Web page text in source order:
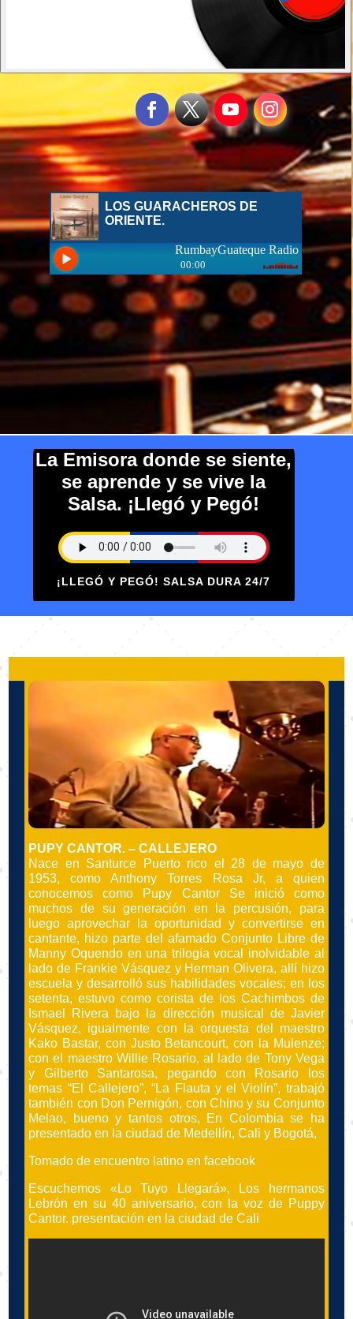
La Emisora donde se siente,
se aprende y se vive la
Salsa. ¡Llegó y Pegó!
¡LLEGÓ Y PEGÓ! SALSA DURA 24/7
PUPY CANTOR. – CALLEJERO
Nace en Santurce Puerto rico el 28 de mayo de
1953, como Anthony Torres Rosa Jr, a quien
conocemos como Pupy Cantor Se inició como
muchos de su generación en la percusión, para
luego aprovechar la oportunidad y convertirse en
cantante, hizo parte del afamado Conjunto Libre de
Manny Oquendo en una trilogía vocal inolvidable al
lado de Frankie Vásquez y Herman Olivera, allí hizo
escuela y desarrolló sus habilidades vocales; en los
setenta, estuvo como corista de los Cachimbos de
Ismael Rivera bajo la dirección musical de Javier
Vásquez, igualmente con la orquesta del maestro
Kako Bastar, con Justo Betancourt, con la Mulenze;
con el maestro Willie Rosario, al lado de Tony Vega
y Gilberto Santarosa, pegando con Rosario los
temas “El Callejero”, “La Flauta y el Violín”, trabajó
también con Don Pernigón, con Chino y su Conjunto
Melao, bueno y tantos otros, En Colombia se ha
presentado en la ciudad de Medellín, Cali y Bogotá,
Tomado de encuentro latino en facebook
Escuchemos «Lo Tuyo Llegará», Los hermanos
Lebrón en su 40 aniversario, con la voz de Puppy
Cantor. presentación en la ciudad de Cali